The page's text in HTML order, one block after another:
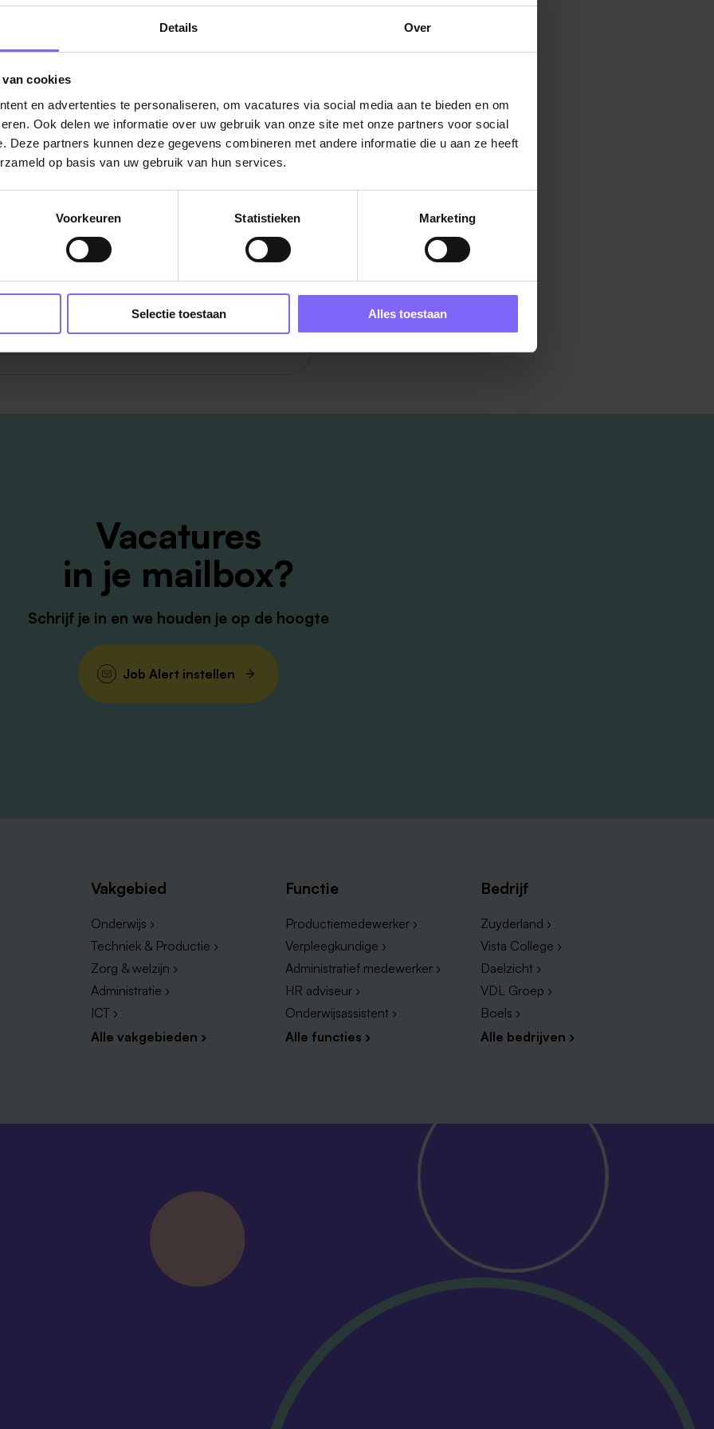
Details Over
cookies
en advertenties te personaliseren, om vacatures via social media aan te bieden en om
Ook delen we informatie over uw gebruik van onze site met onze partners voor social
Deze partners kunnen deze gegevens combineren met andere informatie die u aan ze heeft
op basis van uw gebruik van hun services.
Voorkeuren Statistieken Marketing
Selectie toestaan Alles toestaan
werken in onze wijk bijzonder maakt, is de
persoonlijk contact. Je komt bij mensen
impact jouw zorg heeft op hun dagelijks
veel voldoening.
organisatie waar je kunt bouwen aan jouw
en €3.864,43 bruto per maand op basis
en ORT (22% – 60%)
en overzichtelijke planning
de wijk je aan of heb je nog vragen?
Vacatures
in je mailbox?
Schrijf je in en we houden je op de hoogte
Job Alert instellen
Vakgebied
Onderwijs ›
Techniek & Productie ›
Zorg & welzijn ›
Administratie ›
ICT ›
Alle vakgebieden ›
Functie
Productiemedewerker ›
Verpleegkundige ›
Administratief medewerker ›
HR adviseur ›
Onderwijsassistent ›
Alle functies ›
Bedrijf
Zuyderland ›
Vista College ›
Daelzicht ›
VDL Groep ›
Boels ›
Alle bedrijven ›